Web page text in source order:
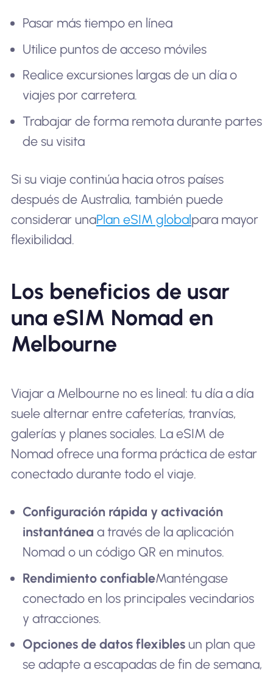
Pasar más tiempo en línea
Utilice puntos de acceso móviles
Realice excursiones largas de un día o
viajes por carretera.
Trabajar de forma remota durante partes
de su visita
Si su viaje continúa hacia otros países
después de Australia, también puede
considerar unaPlan eSIM globalpara mayor
flexibilidad.
Los beneficios de usar
una eSIM Nomad en
Melbourne
Viajar a Melbourne no es lineal: tu día a día
suele alternar entre cafeterías, tranvías,
galerías y planes sociales. La eSIM de
Nomad ofrece una forma práctica de estar
conectado durante todo el viaje.
Configuración rápida y activación
instantánea a través de la aplicación
Nomad o un código QR en minutos.
Rendimiento confiableManténgase
conectado en los principales vecindarios
y atracciones.
Opciones de datos flexibles un plan que
se adapte a escapadas de fin de semana,